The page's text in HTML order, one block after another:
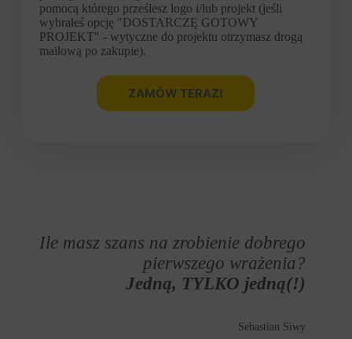
pomocą którego prześlesz logo i/lub projekt (jeśli
wybrałeś opcję "DOSTARCZĘ GOTOWY
PROJEKT" - wytyczne do projektu otrzymasz drogą
mailową po zakupie).
ZAMÓW TERAZ!
Ile masz szans na zrobienie dobrego
pierwszego wrażenia?
Jedną, TYLKO jedną(!)
Sebastian Siwy